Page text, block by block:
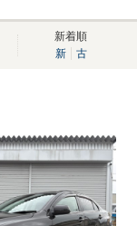
新着順
新
古